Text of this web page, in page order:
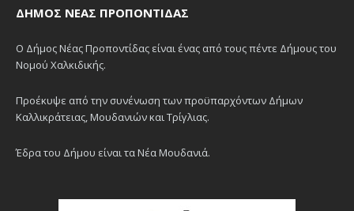
ΔΉΜΟΣ ΝΈΑΣ ΠΡΟΠΟΝΤΊΔΑΣ
Ο Δήμος Νέας Προποντίδας είναι ένας από τους πέντε Δήμους του
Νομού Χαλκιδικής.
Προέκυψε από την συνένωση των προϋπαρχόντων Δήμων
Καλλικράτειας, Μουδανιών και Τρίγλιας.
Έδρα του Δήμου είναι τα Νέα Μουδανιά.